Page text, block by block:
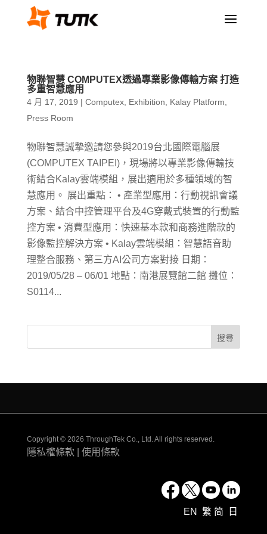
a
物聯智慧 COMPUTEX透過專業影像傳輸方案 打造
多重智慧應用
4 月 17, 2019 | Computex, Exhibition Kalay Platform
Press Room
物聯智慧誠摯邀請您參與2019台北國際電腦展
(COMPUTEX TAIPEI)，現場將以專業影像傳輸技
術結合Kalay雲端模組，展出適用於多種領域的智
慧應用。 展出重點： • 產業型應用：行動視訊會議
方案、結合中控管理平台及4G穿戴式裝置的行動監
控方案 • 消費型應用：快速基本款和商務進階款的
影像監控解決方案 • Kalay雲端模組：智慧語音助
理整合服務、第三方AI公司方案對接 日期：
2019/05/28 – 06/01 地點：南港展覽館二館 攤位：
S0114...
Copyright © 2026 ThroughTek Co., Ltd. All rights reserved.
隱私權條款 使用條款
EN 繁 简 日